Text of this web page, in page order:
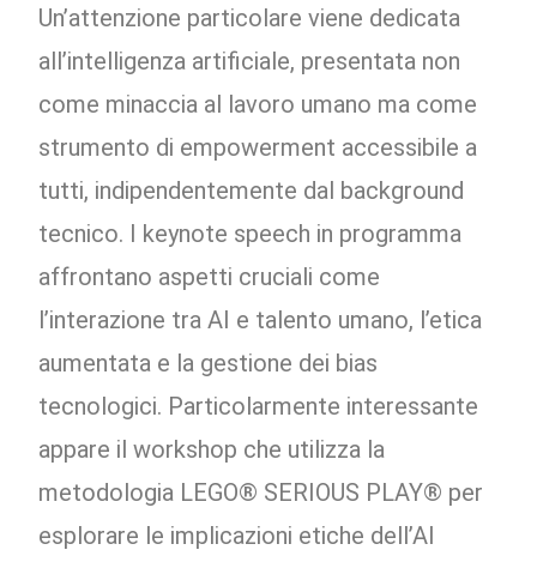
Un’attenzione particolare viene dedicata
all’intelligenza artificiale, presentata non
come minaccia al lavoro umano ma come
strumento di empowerment accessibile a
tutti, indipendentemente dal background
tecnico. I keynote speech in programma
affrontano aspetti cruciali come
l’interazione tra AI e talento umano, l’etica
aumentata e la gestione dei bias
tecnologici. Particolarmente interessante
appare il workshop che utilizza la
metodologia LEGO® SERIOUS PLAY® per
esplorare le implicazioni etiche dell’AI